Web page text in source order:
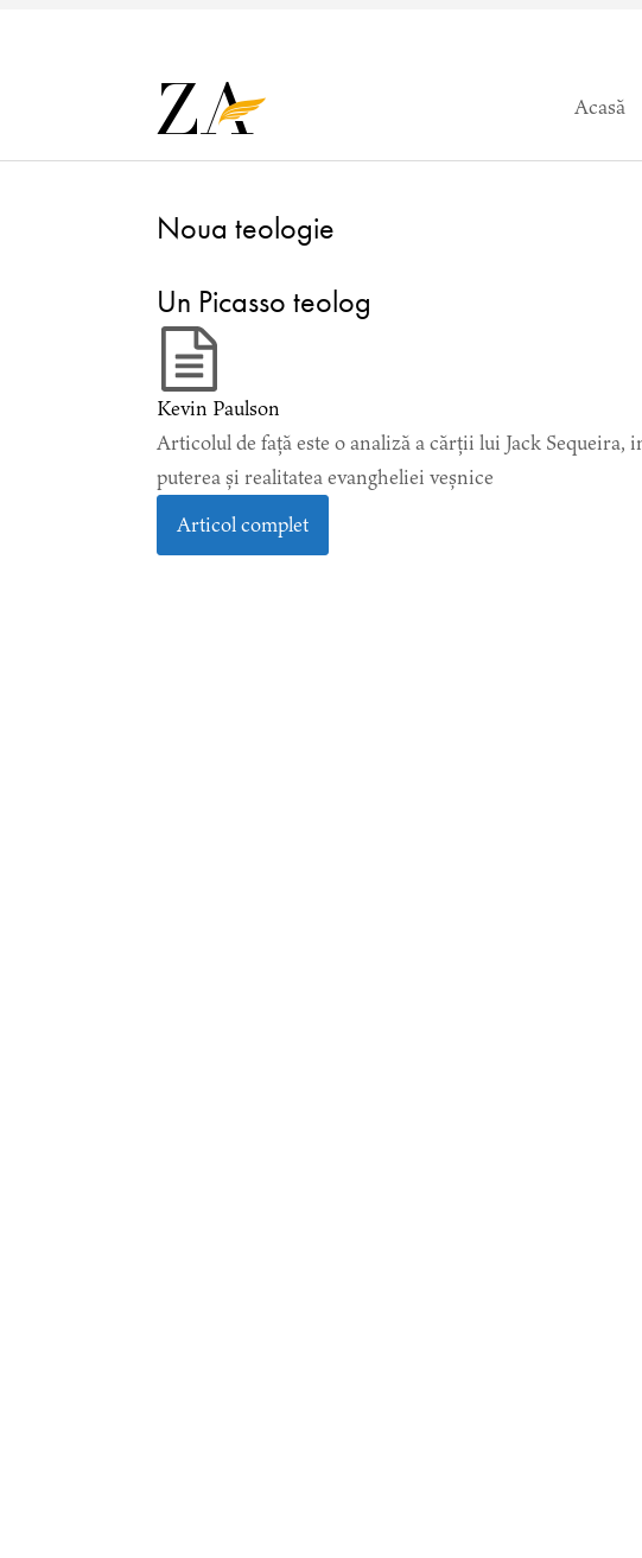
Acasă
Noua teologie
Un Picasso teolog
Kevin Paulson
Articolul de față este o analiză a cărții lui Jack
puterea și realitatea evangheliei veșnice
Articol complet